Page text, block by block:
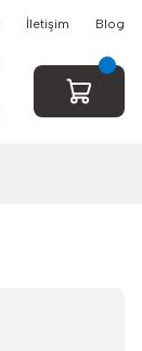
İletişim Blog